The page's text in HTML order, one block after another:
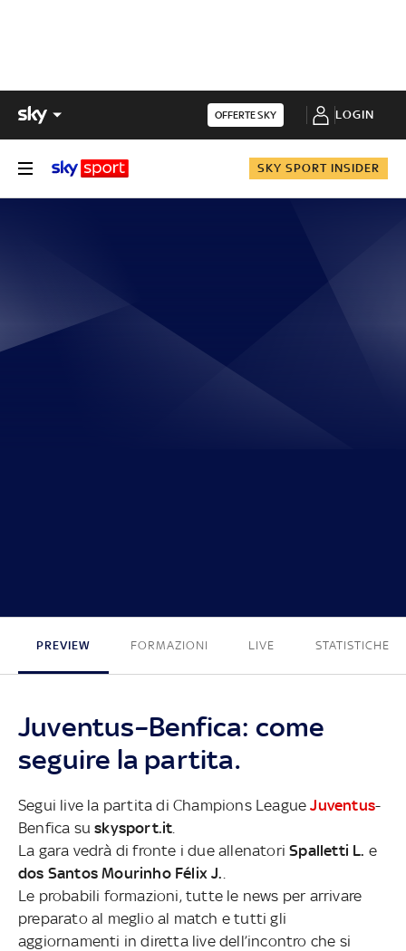
OFFERTE SKY LOGIN
SKY SPORT INSIDER
PREVIEW FORMAZIONI LIVE STATISTICHE
Juventus–Benfica: come
seguire la partita.
Segui live la partita di Champions LeagueJuventus-
Benfica suskysport.it
La gara vedrà di fronte i due allenatoriSpalletti L. e
dos Santos Mourinho Félix J.
Le probabili formazioni, tutte le news per arrivare
preparato al meglio al match e tutti gli
aggiornamenti in diretta live dell’incontro che si